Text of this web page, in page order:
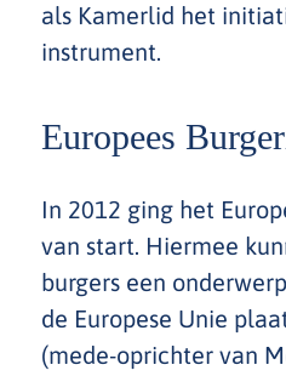
als Kamerlid het
instrument.
Europees
In 2012 ging het
van start. Hiermee
burgers een
de Europese Unie
(mede-oprichter van